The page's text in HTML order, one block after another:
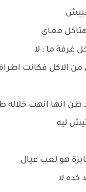
معاي
غرفة ما : لا
الاكل فكانت
انها انهت خلاله
ليه
هو لعب عيال
كده لا